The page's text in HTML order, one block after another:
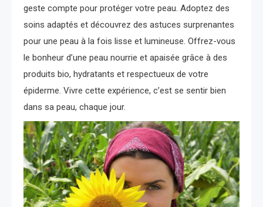
geste compte pour protéger votre peau. Adoptez des
soins adaptés et découvrez des astuces surprenantes
pour une peau à la fois lisse et lumineuse. Offrez-vous
le bonheur d’une peau nourrie et apaisée grâce à des
produits bio, hydratants et respectueux de votre
épiderme. Vivre cette expérience, c’est se sentir bien
dans sa peau, chaque jour.